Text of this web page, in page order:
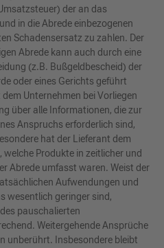
der an das
in die Abrede einbezogenen
Schadensersatz zu zahlen. Der
Abrede kann auch durch eine
(z.B. Bußgeldbescheid) der
oder eines Gerichts geführt
Unternehmen bei Vorliegen
über alle Informationen, die zur
Anspruchs erforderlich sind,
hat der Lieferant dem
Produkte in zeitlicher und
Abrede umfasst waren. Weist der
Aufwendungen und
wesentlich geringer sind,
pauschalierten
Weitergehende Ansprüche
unberührt. Insbesondere bleibt